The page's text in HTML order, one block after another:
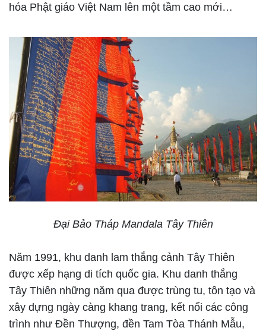
hóa Phật giáo Việt Nam lên một tầm cao mới…
Đại Bảo Tháp Mandala Tây Thiên
Năm 1991, khu danh lam thắng cảnh Tây Thiên
được xếp hạng di tích quốc gia. Khu danh thắng
Tây Thiên những năm qua được trùng tu, tôn tạo và
xây dựng ngày càng khang trang, kết nối các công
trình như Đền Thượng, đền Tam Tòa Thánh Mẫu,